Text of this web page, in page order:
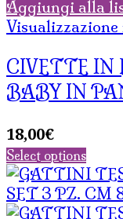
Aggiungi alla
CIVETTE IN
BABY IN
18,00€
Select options